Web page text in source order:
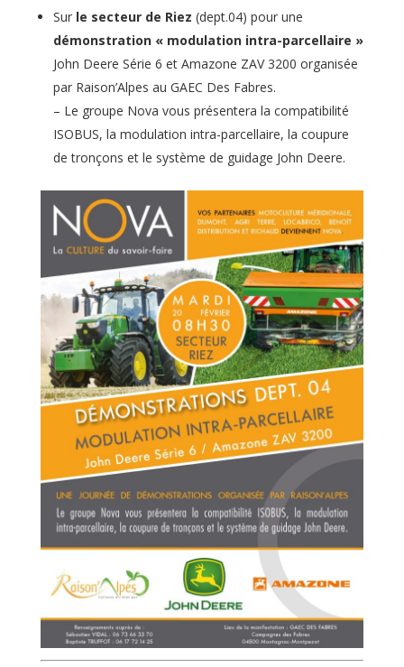
Sur le secteur de Riez (dept.04) pour une
démonstration « modulation intra-parcellaire »
John Deere Série 6 et Amazone ZAV 3200 organisée
par Raison’Alpes au GAEC Des Fabres.
– Le groupe Nova vous présentera la compatibilité
ISOBUS, la modulation intra-parcellaire, la coupure
de tronçons et le système de guidage John Deere.